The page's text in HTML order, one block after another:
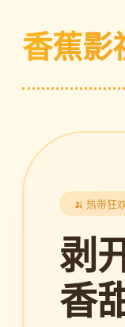
香蕉影
🍌 热带狂
剥
香